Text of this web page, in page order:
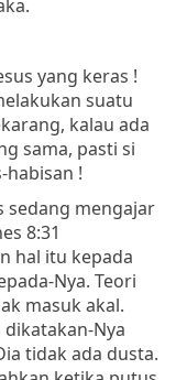
yang keras !
suatu
kalau ada
sama, pasti si
!
sedang mengajar
8:31
hal itu kepada
Nya. Teori
masuk akal.
dikatakan-Nya
tidak ada dusta.